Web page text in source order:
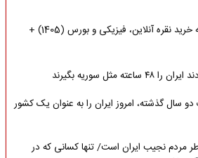
از کجا نقره بخریم؟ مقایسه خرید نقره آنلاین، فیزیکی و بورس (1405) +
مثل سوریه بگیرند
سال گذشته، امروز ایران را به عنوان یک کشور
مردم نجیب ایران است/ تنها کسانی که در